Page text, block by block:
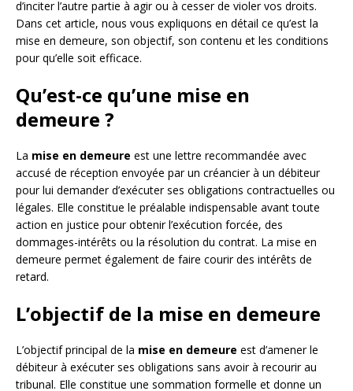
d’inciter l’autre partie à agir ou à cesser de violer vos droits.
Dans cet article, nous vous expliquons en détail ce qu’est la
mise en demeure, son objectif, son contenu et les conditions
pour qu’elle soit efficace.
Qu’est-ce qu’une mise en
demeure ?
La mise en demeure est une lettre recommandée avec
accusé de réception envoyée par un créancier à un débiteur
pour lui demander d’exécuter ses obligations contractuelles ou
légales. Elle constitue le préalable indispensable avant toute
action en justice pour obtenir l’exécution forcée, des
dommages-intérêts ou la résolution du contrat. La mise en
demeure permet également de faire courir des intérêts de
retard.
L’objectif de la mise en demeure
L’objectif principal de la mise en demeure est d’amener le
débiteur à exécuter ses obligations sans avoir à recourir au
tribunal. Elle constitue une sommation formelle et donne un